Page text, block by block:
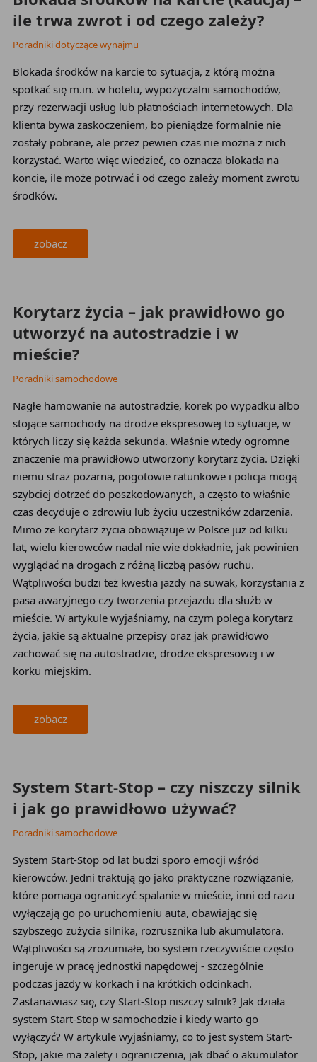
ile trwa zwrot i od czego zależy?
Poradniki dotyczące wynajmu
Blokada środków na karcie to sytuacja, z którą można
spotkać się m.in. w hotelu, wypożyczalni samochodów,
przy rezerwacji usług lub płatnościach internetowych. Dla
klienta bywa zaskoczeniem, bo pieniądze formalnie nie
zostały pobrane, ale przez pewien czas nie można z nich
korzystać. Warto więc wiedzieć, co oznacza blokada na
koncie, ile może potrwać i od czego zależy moment zwrotu
środków.
zobacz
2026-05-23
Korytarz życia – jak prawidłowo go
utworzyć na autostradzie i w
mieście?
Poradniki samochodowe
Nagłe hamowanie na autostradzie, korek po wypadku albo
stojące samochody na drodze ekspresowej to sytuacje, w
których liczy się każda sekunda. Właśnie wtedy ogromne
znaczenie ma prawidłowo utworzony korytarz życia. Dzięki
niemu straż pożarna, pogotowie ratunkowe i policja mogą
szybciej dotrzeć do poszkodowanych, a często to właśnie
czas decyduje o zdrowiu lub życiu uczestników zdarzenia.
Mimo że korytarz życia obowiązuje w Polsce już od kilku
lat, wielu kierowców nadal nie wie dokładnie, jak powinien
wyglądać na drogach z różną liczbą pasów ruchu.
Wątpliwości budzi też kwestia jazdy na suwak, korzystania z
pasa awaryjnego czy tworzenia przejazdu dla służb w
mieście. W artykule wyjaśniamy, na czym polega korytarz
życia, jakie są aktualne przepisy oraz jak prawidłowo
zachować się na autostradzie, drodze ekspresowej i w
korku miejskim.
zobacz
2026-05-22
System Start-Stop – czy niszczy silnik
i jak go prawidłowo używać?
Poradniki samochodowe
System Start-Stop od lat budzi sporo emocji wśród
kierowców. Jedni traktują go jako praktyczne rozwiązanie,
które pomaga ograniczyć spalanie w mieście, inni od razu
wyłączają go po uruchomieniu auta, obawiając się
szybszego zużycia silnika, rozrusznika lub akumulatora.
Wątpliwości są zrozumiałe, bo system rzeczywiście często
ingeruje w pracę jednostki napędowej - szczególnie
podczas jazdy w korkach i na krótkich odcinkach.
Zastanawiasz się, czy Start-Stop niszczy silnik? Jak działa
system Start-Stop w samochodzie i kiedy warto go
wyłączyć? W artykule wyjaśniamy, co to jest system Start-
Stop, jakie ma zalety i ograniczenia, jak dbać o akumulator